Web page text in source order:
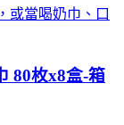
或當喝奶巾、口
80枚x8盒-箱